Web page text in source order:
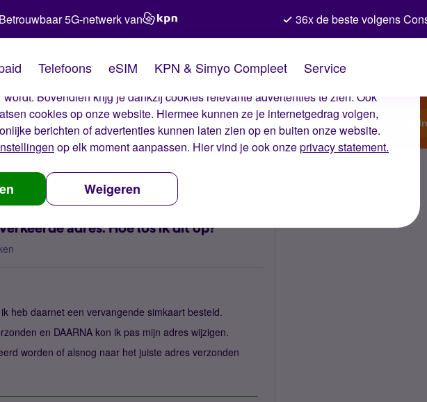
van Simyo
op onze website. Met deze cookies zorgen wij ervoor dat je ervaring op de
Bovendien krijg je dankzij cookies relevante advertenties te zien. Ook
cookies op onze website. Hiermee kunnen ze je internetgedrag volgen,
berichten of advertenties kunnen laten zien op en buiten onze website.
op elk moment aanpassen. Hier vind je ook onzeprivacy statement.
Weigeren
Betrouwbaar 5G-netwerk van 36x de beste volgens
Telefoons eSIM KPN & Simyo Compleet Service
Start een topic
adres. Hoe los ik dit op?
heb daarnet een vervangende simkaart besteld.
en DAARNA kon ik pas mijn adres wijzigen.
worden of alsnog naar het juiste adres verzonden